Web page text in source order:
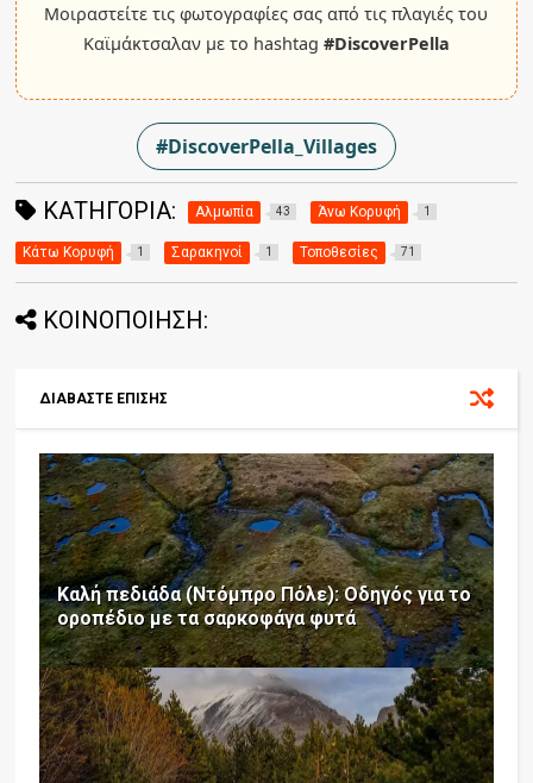
Μοιραστείτε τις φωτογραφίες σας από τις πλαγιές του
Καϊμάκτσαλαν με το hashtag #DiscoverPella
#DiscoverPella_Villages
ΚΑΤΗΓΟΡΊΑ: Αλμωπία 43 Άνω Κορυφή 1
Κάτω Κορυφή 1 Σαρακηνοί 1 Τοποθεσίες 71
ΚΟΙΝΟΠΟΙΗΣΗ:
ΔΙΑΒΑΣΤΕ ΕΠΙΣΗΣ
Καλή πεδιάδα (Ντόμπρο Πόλε): Οδηγός για το
οροπέδιο με τα σαρκοφάγα φυτά